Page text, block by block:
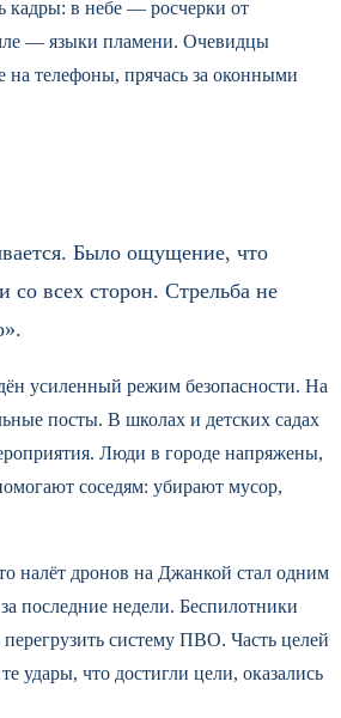
кадры: в небе — росчерки от
— языки пламени. Очевидцы
на телефоны, прячась за оконными
Было ощущение, что
со всех сторон. Стрельба не
усиленный режим безопасности. На
посты. В школах и детских садах
Люди в городе напряжены,
соседям: убирают мусор,
налёт дронов на Джанкой стал одним
последние недели. Беспилотники
систему ПВО. Часть целей
удары, что достигли цели, оказались